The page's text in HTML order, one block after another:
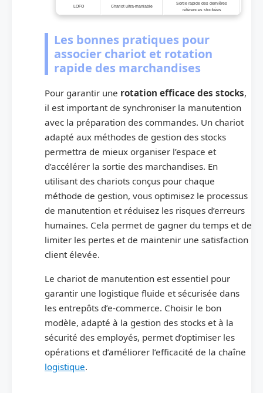
LOFO Chariot ultra-maniable
Sortie rapide des dernières
références stockées
Les bonnes pratiques pour
associer chariot et rotation
rapide des marchandises
Pour garantir une rotation efficace des stocks,
il est important de synchroniser la manutention
avec la préparation des commandes. Un chariot
adapté aux méthodes de gestion des stocks
permettra de mieux organiser l’espace et
d’accélérer la sortie des marchandises. En
utilisant des chariots conçus pour chaque
méthode de gestion, vous optimisez le processus
de manutention et réduisez les risques d’erreurs
humaines. Cela permet de gagner du temps et de
limiter les pertes et de maintenir une satisfaction
client élevée.
Le chariot de manutention est essentiel pour
garantir une logistique fluide et sécurisée dans
les entrepôts d’e‑commerce. Choisir le bon
modèle, adapté à la gestion des stocks et à la
sécurité des employés, permet d’optimiser les
opérations et d’améliorer l’efficacité de la chaîne
logistique.